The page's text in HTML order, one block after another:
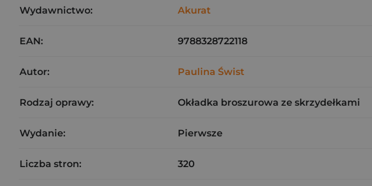
Wydawnictwo: Akurat
EAN: 9788328722118
Autor: Paulina Świst
Rodzaj oprawy: Okładka broszurowa ze skrzydełkami
Wydanie: Pierwsze
Liczba stron: 320